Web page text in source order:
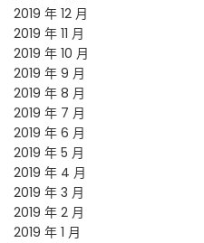
2019 年 12 月
2019 年 11 月
2019 年 10 月
2019 年 9 月
2019 年 8 月
2019 年 7 月
2019 年 6 月
2019 年 5 月
2019 年 4 月
2019 年 3 月
2019 年 2 月
2019 年 1 月